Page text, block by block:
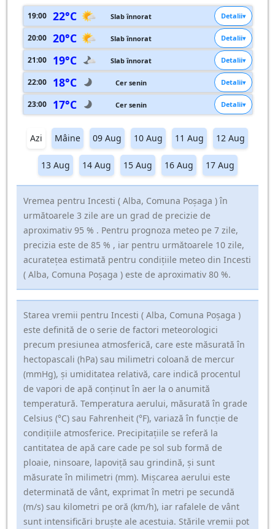
19:00 22°C Slab înnorat Detalii
20:00 20°C Slab înnorat Detalii
21:00 19°C Slab înnorat Detalii
22:00 18°C Cer senin Detalii
23:00 17°C Cer senin Detalii
Azi Mâine 09 Aug 10 Aug 11 Aug 12 Aug
13 Aug 14 Aug 15 Aug 16 Aug 17 Aug
Vremea pentru Incesti ( Alba, Comuna Poşaga ) în
următoarele 3 zile are un grad de precizie de
aproximativ 95 % . Pentru prognoza meteo pe 7 zile,
precizia este de 85 % , iar pentru următoarele 10 zile,
acuratețea estimată pentru condițiile meteo din Incesti
( Alba, Comuna Poşaga ) este de aproximativ 80 %.
Starea vremii pentru Incesti ( Alba, Comuna Poşaga )
este definită de o serie de factori meteorologici
precum presiunea atmosferică, care este măsurată în
hectopascali (hPa) sau milimetri coloană de mercur
(mmHg), și umiditatea relativă, care indică procentul
de vapori de apă conținut în aer la o anumită
temperatură. Temperatura aerului, măsurată în grade
Celsius (°C) sau Fahrenheit (°F), variază în funcție de
condițiile atmosferice. Precipitațiile se referă la
cantitatea de apă care cade pe sol sub formă de
ploaie, ninsoare, lapoviță sau grindină, și sunt
măsurate în milimetri (mm). Mișcarea aerului este
determinată de vânt, exprimat în metri pe secundă
(m/s) sau kilometri pe oră (km/h), iar rafalele de vânt
sunt intensificări bruște ale acestuia. Stările vremii pot